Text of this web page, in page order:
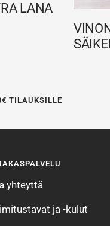
LANA
TILAUKSILLE
yhteyttä
ja -kulut